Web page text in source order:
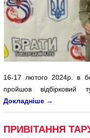
16-17 лютого 2024р. в
пройшов
Докладніше →
ПРИВІТАННЯ